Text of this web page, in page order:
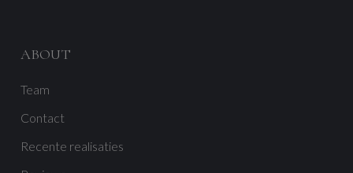
ABOUT
Team
Contact
Recente realisaties